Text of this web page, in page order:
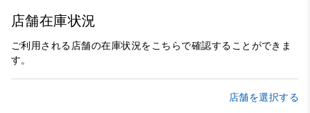
店舗在庫状況
ご利用される店舗の在庫状況をこちらで確認することができま
す。
店舗を選択する